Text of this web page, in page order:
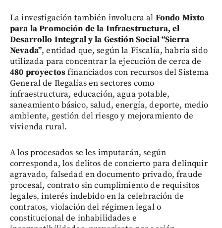
La investigación también involucra al Fondo Mixto
para la Promoción de la Infraestructura, el
Desarrollo Integral y la Gestión Social “Sierra
Nevada”, entidad que, según la Fiscalía, habría sido
utilizada para concentrar la ejecución de cerca de
480 proyectosfinanciados con recursos del Sistema
General de Regalías en sectores como
infraestructura, educación, agua potable,
saneamiento básico, salud, energía, deporte, medio
ambiente, gestión del riesgo y mejoramiento de
vivienda rural.
A los procesados se les imputarán, según
corresponda, los delitos de concierto para delinquir
agravado, falsedad en documento privado, fraude
procesal, contrato sin cumplimiento de requisitos
legales, interés indebido en la celebración de
contratos, violación del régimen legal o
constitucional de inhabilidades e